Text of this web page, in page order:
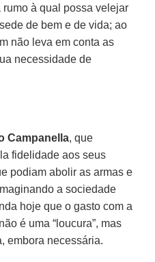
à qual possa velejar
de bem e de vida; ao
não leva em conta as
necessidade de
Campanella, que
fidelidade aos seus
podiam abolir as armas e
a sociedade
hoje que o gasto com a
é uma “loucura”, mas
embora necessária.